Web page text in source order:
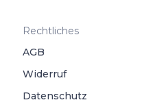
Rechtliches
AGB
Widerruf
Datenschutz